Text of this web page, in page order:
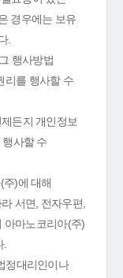
경우에는 보유
.
행사방법
리를 행사할 수
든지 개인정보
사할 수
)에 대해
서면, 전자우편,
아마노코리아(주)
.
정대리인이나